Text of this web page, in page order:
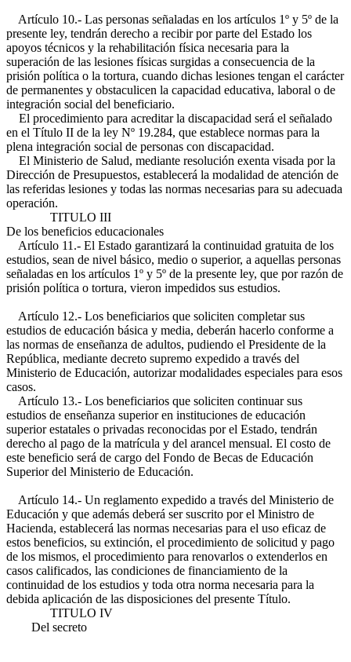
Artículo 10.- Las personas señaladas en los artículos 1º y 5º de la
presente ley, tendrán derecho a recibir por parte del Estado los
apoyos técnicos y la rehabilitación física necesaria para la
superación de las lesiones físicas surgidas a consecuencia de la
prisión política o la tortura, cuando dichas lesiones tengan el carácter
de permanentes y obstaculicen la capacidad educativa, laboral o de
integración social del beneficiario.
El procedimiento para acreditar la discapacidad será el señalado
en el Título II de la ley Nº 19.284, que establece normas para la
plena integración social de personas con discapacidad.
El Ministerio de Salud, mediante resolución exenta visada por la
Dirección de Presupuestos, establecerá la modalidad de atención de
las referidas lesiones y todas las normas necesarias para su adecuada
operación.
TITULO III
De los beneficios educacionales
Artículo 11.- El Estado garantizará la continuidad gratuita de los
estudios, sean de nivel básico, medio o superior, a aquellas personas
señaladas en los artículos 1º y 5º de la presente ley, que por razón de
prisión política o tortura, vieron impedidos sus estudios.
Artículo 12.- Los beneficiarios que soliciten completar sus
estudios de educación básica y media, deberán hacerlo conforme a
las normas de enseñanza de adultos, pudiendo el Presidente de la
República, mediante decreto supremo expedido a través del
Ministerio de Educación, autorizar modalidades especiales para esos
casos.
Artículo 13.- Los beneficiarios que soliciten continuar sus
estudios de enseñanza superior en instituciones de educación
superior estatales o privadas reconocidas por el Estado, tendrán
derecho al pago de la matrícula y del arancel mensual. El costo de
este beneficio será de cargo del Fondo de Becas de Educación
Superior del Ministerio de Educación.
Artículo 14.- Un reglamento expedido a través del Ministerio de
Educación y que además deberá ser suscrito por el Ministro de
Hacienda, establecerá las normas necesarias para el uso eficaz de
estos beneficios, su extinción, el procedimiento de solicitud y pago
de los mismos, el procedimiento para renovarlos o extenderlos en
casos calificados, las condiciones de financiamiento de la
continuidad de los estudios y toda otra norma necesaria para la
debida aplicación de las disposiciones del presente Título.
TITULO IV
Del secreto